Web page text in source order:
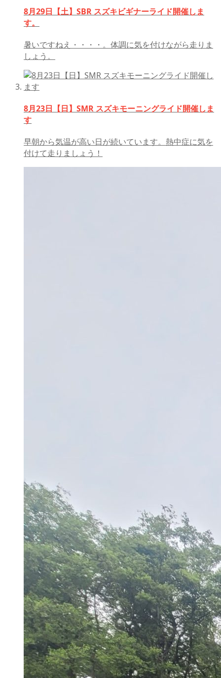
8月29日【土】SBR スズキビギナーライド開催しま
す。
暑いですねえ・・・・。体調に気を付けながら走りま
しょう。
8月23日【日】SMR スズキモーニングライド開催しま
す
早朝から気温が高い日が続いています。熱中症に気を
付けて走りましょう！